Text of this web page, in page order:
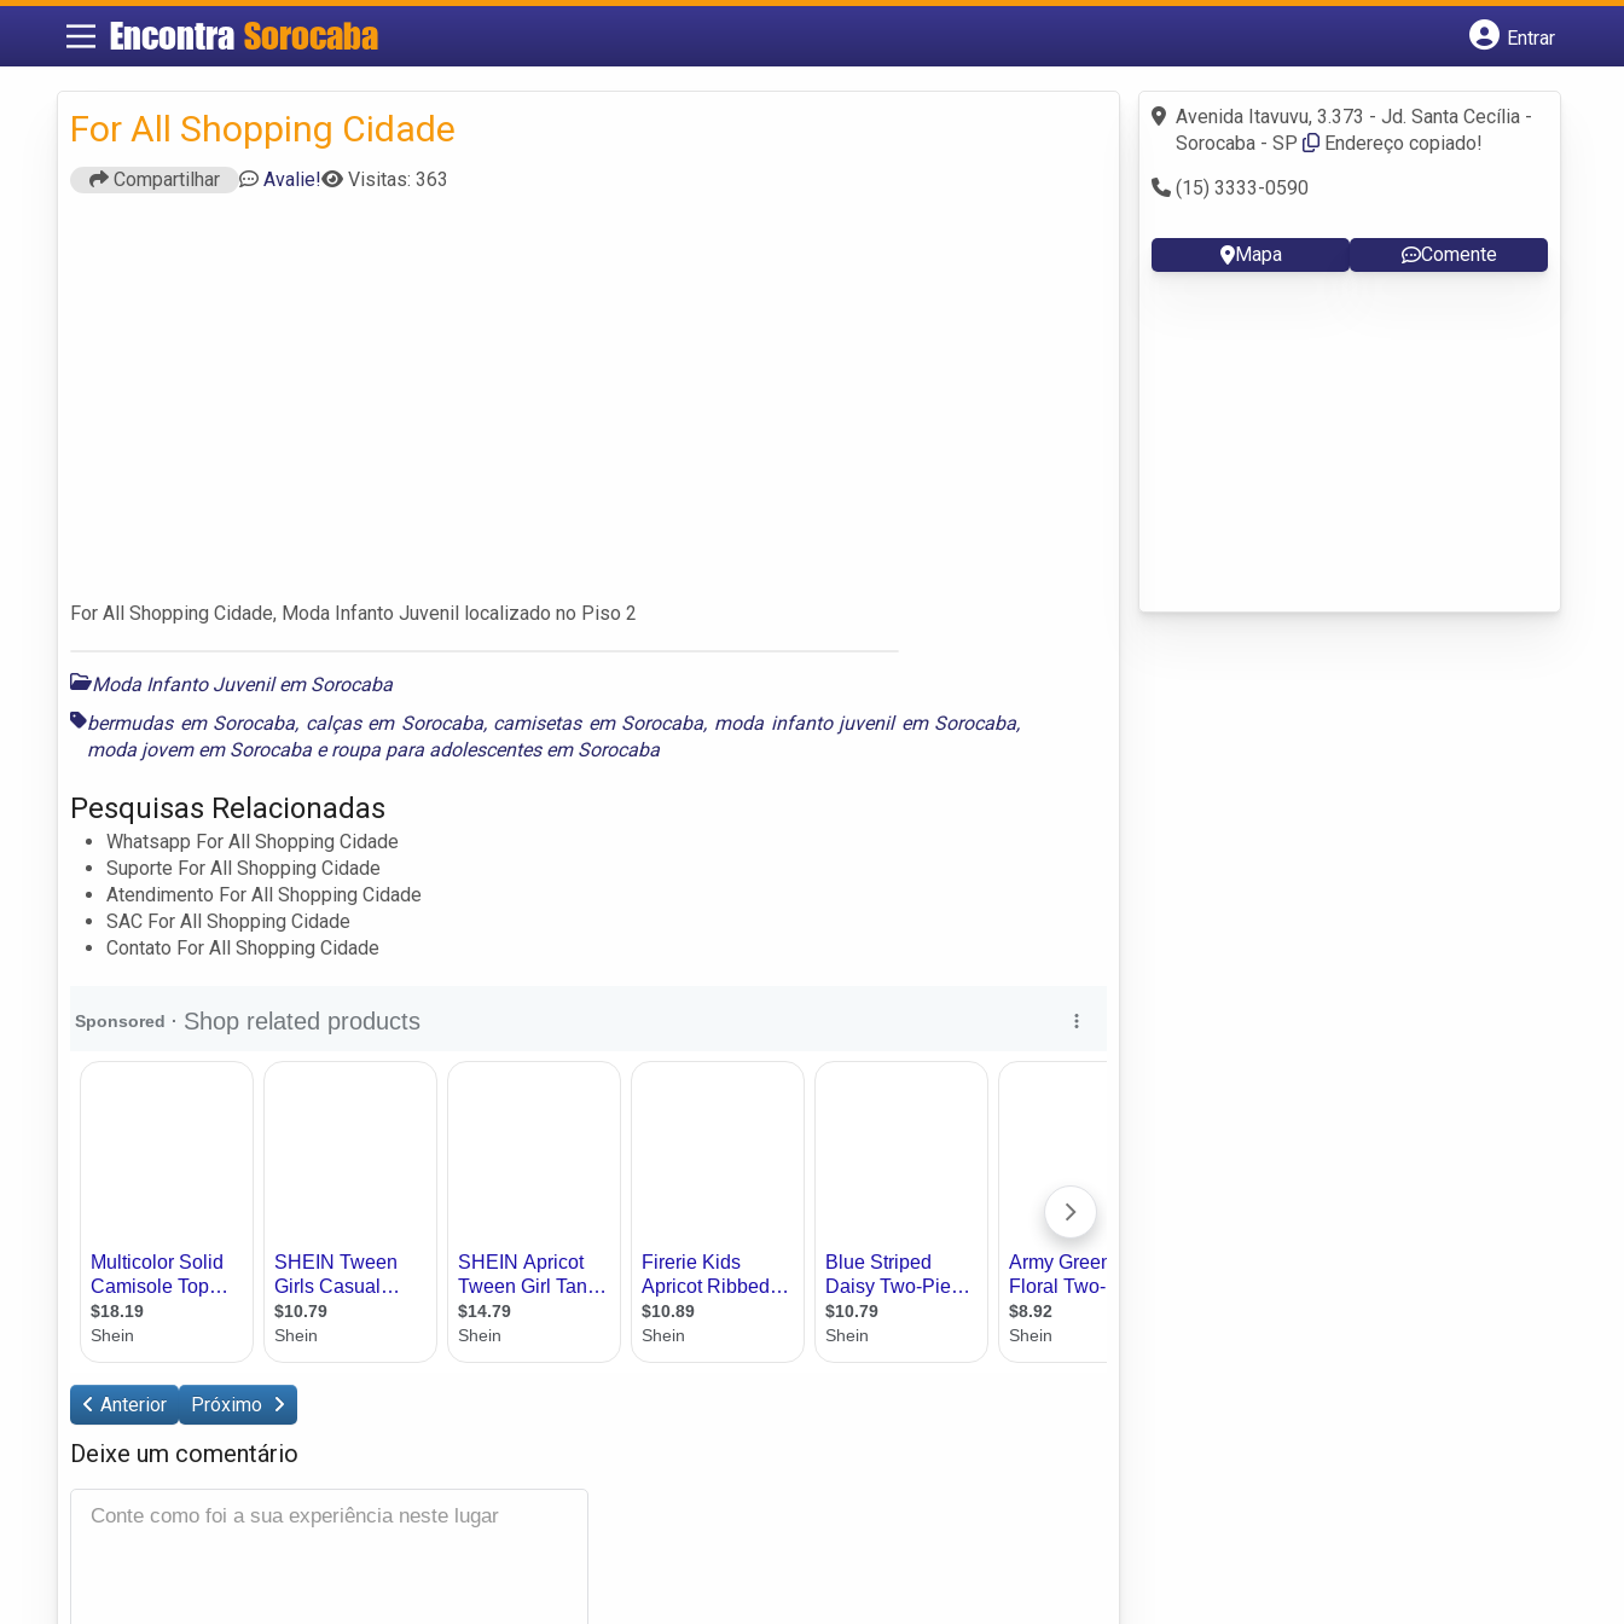
Encontra Sorocaba
Entrar
Fazer login
Criar conta
For All Shopping Cidade
Compartilhar Avalie! Visitas: 363
For All Shopping Cidade, Moda Infanto Juvenil localizado no Piso 2
Moda Infanto Juvenil em Sorocaba
bermudas em Sorocaba, calças em Sorocaba, camisetas em Sorocaba, moda infanto juvenil em Sorocaba,
moda jovem em Sorocaba eroupa para adolescentes em Sorocaba
Pesquisas Relacionadas
Whatsapp For All Shopping Cidade
Suporte For All Shopping Cidade
Atendimento For All Shopping Cidade
SAC For All Shopping Cidade
Contato For All Shopping Cidade
Anterior Próximo
Deixe um comentário
Avenida Itavuvu, 3.373 - Jd. Santa Cecília -
Sorocaba - SP
Endereço copiado!
(15) 3333-0590
Mapa Comente